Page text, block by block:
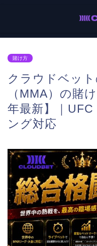
賭け方
クラウドベッ
（MMA）の賭
年最新】｜
ング対応